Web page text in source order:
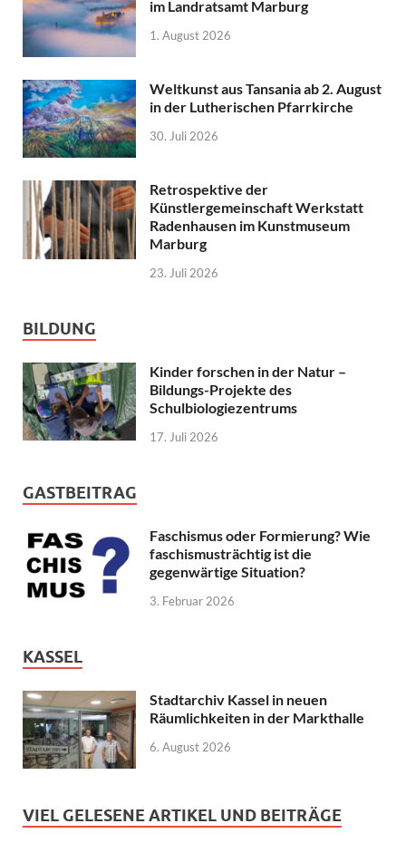
im Landratsamt Marburg
1. August 2026
Weltkunst aus Tansania ab 2. August
in der Lutherischen Pfarrkirche
30. Juli 2026
Retrospektive der
Künstlergemeinschaft Werkstatt
Radenhausen im Kunstmuseum
Marburg
23. Juli 2026
BILDUNG
Kinder forschen in der Natur –
Bildungs-Projekte des
Schulbiologiezentrums
17. Juli 2026
GASTBEITRAG
Faschismus oder Formierung? Wie
faschismusträchtig ist die
gegenwärtige Situation?
3. Februar 2026
KASSEL
Stadtarchiv Kassel in neuen
Räumlichkeiten in der Markthalle
6. August 2026
VIEL GELESENE ARTIKEL UND BEITRÄGE